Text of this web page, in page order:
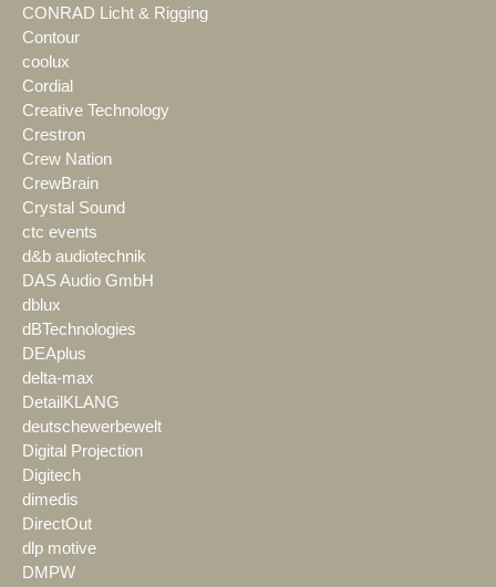
CONRAD Licht & Rigging
Contour
coolux
Cordial
Creative Technology
Crestron
Crew Nation
CrewBrain
Crystal Sound
ctc events
d&b audiotechnik
DAS Audio GmbH
dblux
dBTechnologies
DEAplus
delta-max
DetailKLANG
deutschewerbewelt
Digital Projection
Digitech
dimedis
DirectOut
dlp motive
DMPW